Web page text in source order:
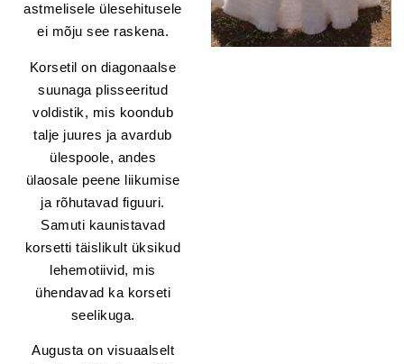
astmelisele ülesehitusele
ei mõju see raskena.
Korsetil on diagonaalse
suunaga plisseeritud
voldistik, mis koondub
talje juures ja avardub
ülespoole, andes
ülaosale peene liikumise
ja rõhutavad figuuri.
Samuti kaunistavad
korsetti täislikult üksikud
lehemotiivid, mis
ühendavad ka korseti
seelikuga.
Augusta on visuaalselt